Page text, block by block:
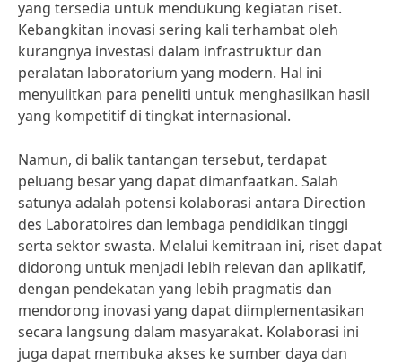
yang tersedia untuk mendukung kegiatan riset.
Kebangkitan inovasi sering kali terhambat oleh
kurangnya investasi dalam infrastruktur dan
peralatan laboratorium yang modern. Hal ini
menyulitkan para peneliti untuk menghasilkan hasil
yang kompetitif di tingkat internasional.
Namun, di balik tantangan tersebut, terdapat
peluang besar yang dapat dimanfaatkan. Salah
satunya adalah potensi kolaborasi antara Direction
des Laboratoires dan lembaga pendidikan tinggi
serta sektor swasta. Melalui kemitraan ini, riset dapat
didorong untuk menjadi lebih relevan dan aplikatif,
dengan pendekatan yang lebih pragmatis dan
mendorong inovasi yang dapat diimplementasikan
secara langsung dalam masyarakat. Kolaborasi ini
juga dapat membuka akses ke sumber daya dan